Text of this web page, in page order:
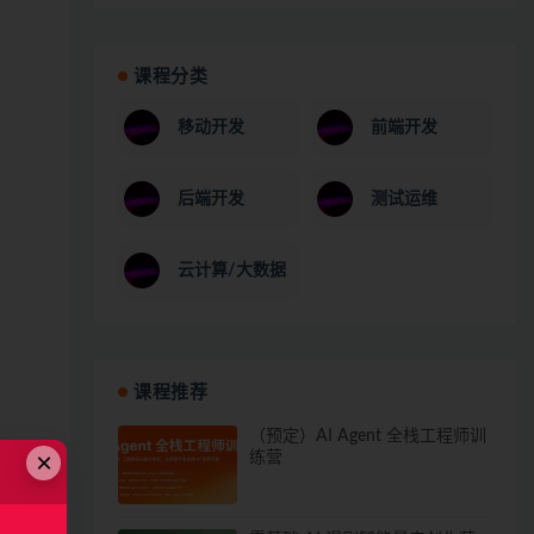
课程分类
移动开发 前端开发
后端开发 测试运维
云计算/大数据
课程推荐
（预定）AI Agent 全栈工程师训
练营
×